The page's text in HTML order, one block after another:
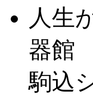
人
駒込